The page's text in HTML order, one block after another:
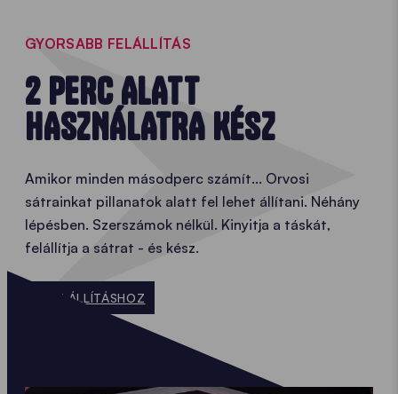
GYORSABB FELÁLLÍTÁS
2 PERC ALATT
HASZNÁLATRA KÉSZ
Amikor minden másodperc számít... Orvosi
sátrainkat pillanatok alatt fel lehet állítani. Néhány
lépésben. Szerszámok nélkül. Kinyitja a táskát,
felállítja a sátrat - és kész.
A FELÁLLÍTÁSHOZ